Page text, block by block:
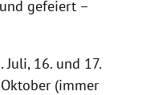
gefeiert –
Juli, 16. und 17.
(immer